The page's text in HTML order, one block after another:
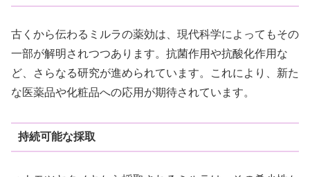
古くから伝わるミルラの薬効は、現代科学によってもその
一部が解明されつつあります。抗菌作用や抗酸化作用な
ど、さらなる研究が進められています。これにより、新た
な医薬品や化粧品への応用が期待されています。
持続可能な採取